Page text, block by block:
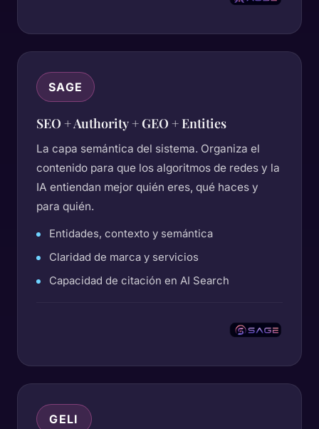
SAGE
SEO + Authority + GEO + Entities
La capa semántica del sistema. Organiza el
contenido para que los algoritmos de redes y la
IA entiendan mejor quién eres, qué haces y
para quién.
Entidades, contexto y semántica
Claridad de marca y servicios
Capacidad de citación en AI Search
GELI